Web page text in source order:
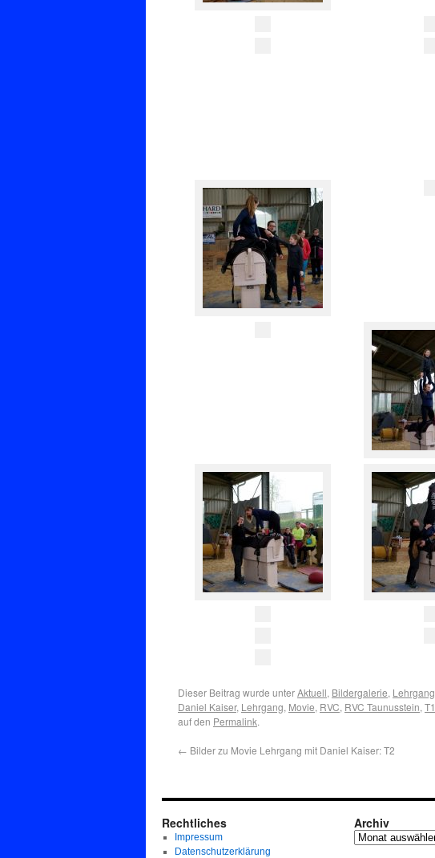
Dieser Beitrag wurde unterAktuell, Bildergalerie, Lehrgang
Daniel Kaiser, Lehrgang, Movie, RVC, RVC Taunusstein, T1
auf den Permalink.
← Bilder zu Movie Lehrgang mit Daniel Kaiser: T2
Rechtliches
Impressum
Datenschutzerklärung
Archiv